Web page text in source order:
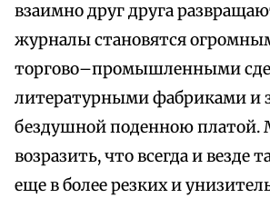
взаимно друг друга
журналы становятся
торгово–промышленными
литературными фабриками и
бездушной поденною платой.
возразить, что всегда и везде
еще в более резких и